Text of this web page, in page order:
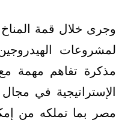
وجرى خلال قمة المناخ
لمشروعات
مذكرة تفاهم مهمة مع
الإستراتيجية في
مصر بما تملكه من